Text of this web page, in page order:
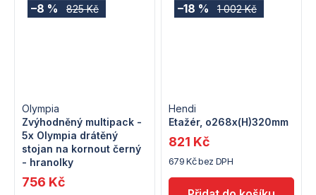
825 Kč
–8 %
Zvýhodněný multipack -
5x Olympia drátěný
stojan na kornout černý
- hranolky
Olympia
756 Kč
1 002 Kč
–18 %
Etažér, o268x(H)320mm
Hendi
679 Kč bez DPH
821 Kč